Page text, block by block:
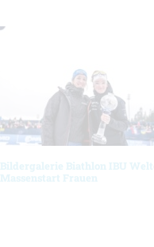
Bildergalerie Biathlon IBU
Massenstart Frauen